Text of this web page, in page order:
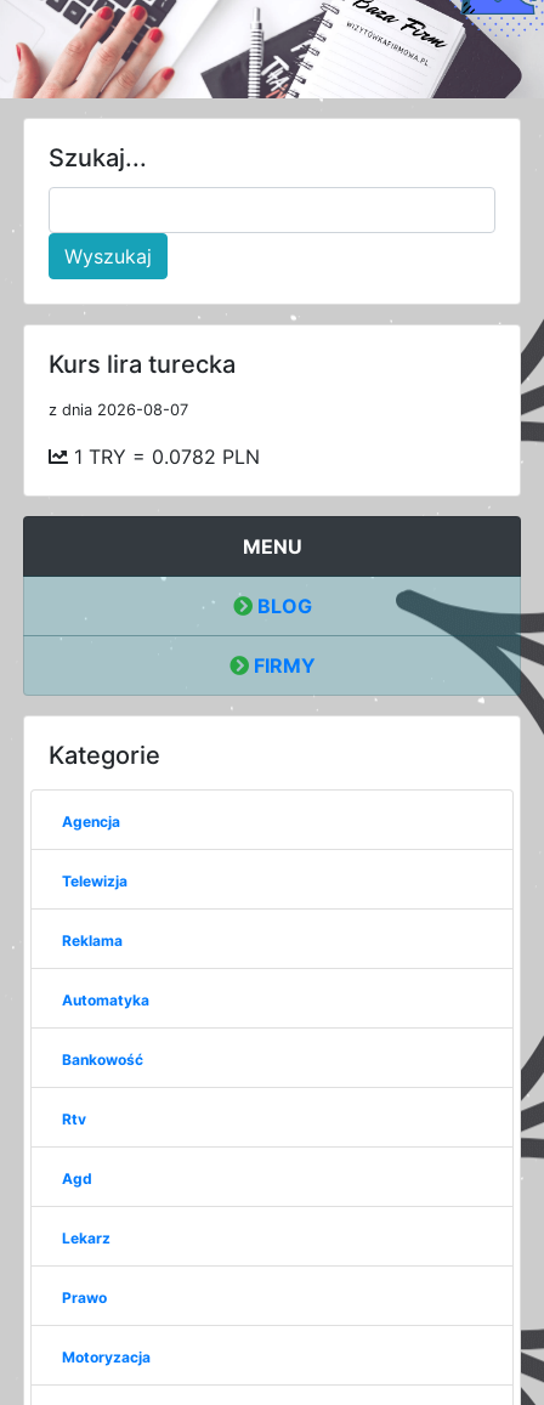
Szukaj...
Wyszukaj
Kurs lira turecka
z dnia 2026-08-07
1 TRY = 0.0782 PLN
MENU
BLOG
FIRMY
Kategorie
Agencja
Telewizja
Reklama
Automatyka
Bankowość
Rtv
Agd
Lekarz
Prawo
Motoryzacja